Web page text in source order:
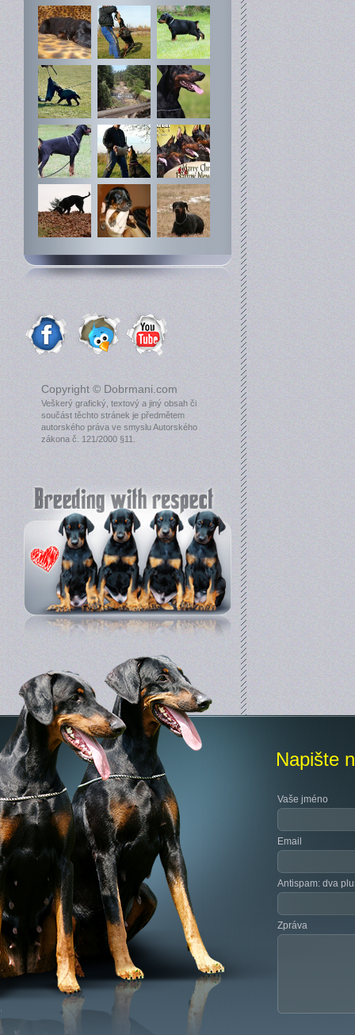
Copyright © Dobrmani.com
Veškerý grafický, textový a jiný obsah či
součást těchto stránek je předmětem
autorského práva ve smyslu Autorského
zákona č. 121/2000 §11.
Napište
Vaše jméno
Email
Antispam: dva
Zpráva